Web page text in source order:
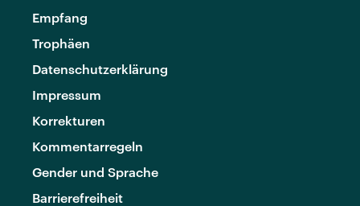
Empfang
Trophäen
Datenschutzerklärung
Impressum
Korrekturen
Kommentarregeln
Gender und Sprache
Barrierefreiheit